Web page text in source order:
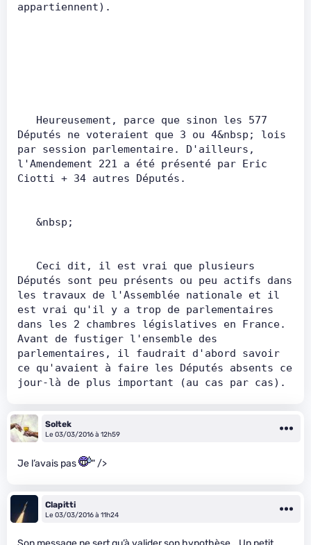
appartiennent).
Députés ne voteraient que 3 ou 4&nbsp; lois
par session parlementaire. D'ailleurs,
l'Amendement 221 a été présenté par Eric
Ciotti + 34 autres Députés.
   &nbsp;
Députés sont peu présents ou peu actifs dans
les travaux de l'Assemblée nationale et il
est vrai qu'il y a trop de parlementaires
dans les 2 chambres législatives en France.
Avant de fustiger l'ensemble des
parlementaires, il faudrait d'abord savoir
ce qu'avaient à faire les Députés absents ce
jour-là de plus important (au cas par cas).
Soltek
Le 03/03/2016 à 12h59
Je l’avais pas " />
Clapitti
Le 03/03/2016 à 11h24